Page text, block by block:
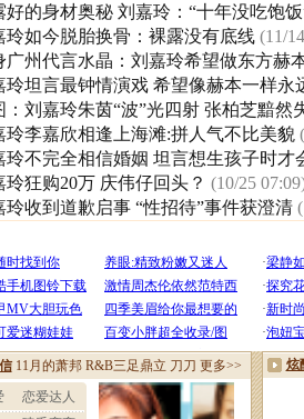
好的身材奥秘 刘嘉玲：“十年没吃饱
玲如今脱胎换骨：裸露没有底线 (11/
广州代言水晶：刘嘉玲希望做东方赫
玲坦言最钟情演戏 希望像赫本一样永
：刘嘉玲朱茵“波”光四射 张柏芝黯然
玲李嘉欣相逢上海滩:拼人气不比美貌
玲不完全相信婚姻 坦言想生孩子时才
玲狂购20万 庆伟仔回头？ (10/25
玲收到道歉启事 “性招待”事件获澄清